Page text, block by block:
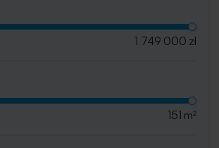
1 749 000 zł
151 m²